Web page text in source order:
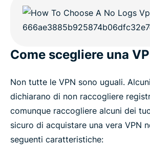
Come scegliere una
Non tutte le VPN sono uguali.
dichiarano di non raccogliere
comunque raccogliere alcuni dei
sicuro di acquistare una vera VPN
seguenti caratteristiche: